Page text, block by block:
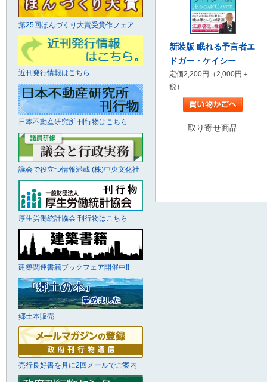
新装版 眠れる予言者エ
ドガー・ケイシー
定価2,200円（2,000円＋
税）
取り寄せ商品
第25回ほんづくり大賞受賞作フェア
近刊発行情報はこちら
日本不動産研究所 刊行物はこちら
議会で役立つ情報満載 (株)中央文化社
厚生労働統計協会 刊行物はこちら
建築関連書籍ブックフェア開催中!!
郷土本販売
売行良好書を月に2回メールでご案内